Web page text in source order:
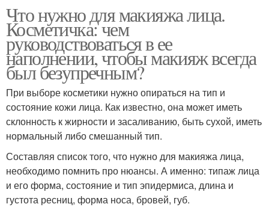
Что нужно для макияжа лица.
Косметичка: чем
руководствоваться в ее
наполнении, чтобы макияж всегда
был безупречным?
При выборе косметики нужно опираться на тип и
состояние кожи лица. Как известно, она может иметь
склонность к жирности и засаливанию, быть сухой, иметь
нормальный либо смешанный тип.
Составляя список того, что нужно для макияжа лица,
необходимо помнить про нюансы. А именно: типаж лица
и его форма, состояние и тип эпидермиса, длина и
густота ресниц, форма носа, бровей, губ.